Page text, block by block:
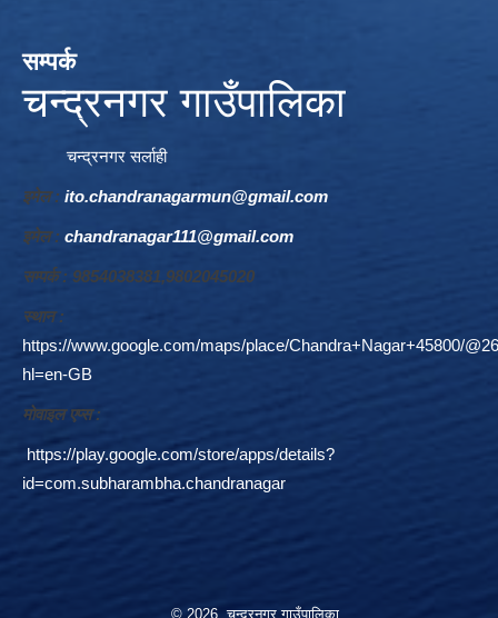
सम्पर्क
चन्द्रनगर गाउँपालिका
चन्द्रनगर सर्लाही
इमेल : ito.chandranagarmun@gmail.com
इमेल : chandranagar111@gmail.com
सम्पर्क : 9854038381,9802045020
स्थान :
https://www.google.com/maps/place/Chandra+Nagar+45800/
hl=en-GB
माेवाइल एप्स :
https://play.google.com/store/apps/details?
id=com.subharambha.chandranagar
© 2026 चन्द्रनगर गाउँपालिका